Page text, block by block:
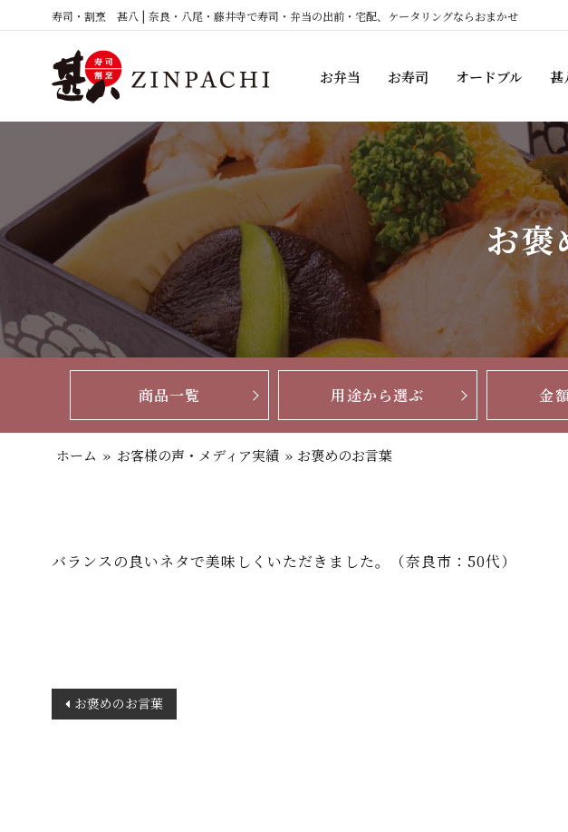
ン
プ
寿司・割烹 甚八 | 奈良・八尾・藤井寺で寿司・弁当の出前・宅配、ケータリングならおまかせ
お弁当 お寿司 オードブル 甚
お褒
商品一覧 用途から選ぶ 金
ホーム » お客様の声・メディア実績 » お褒めのお言葉
バランスの良いネタで美味しくいただきました。（奈良市：50代）
稿
お褒めのお言葉